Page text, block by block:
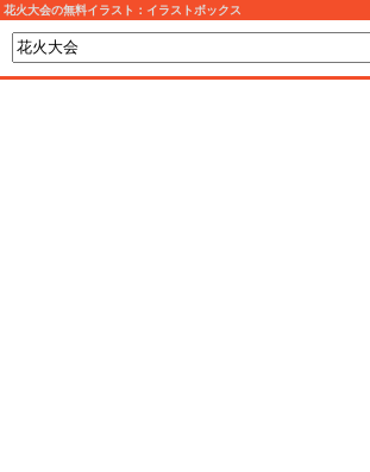
花火大会の無料イラスト：イラストボックス